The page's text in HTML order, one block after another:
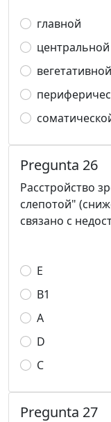
главной
центральной
вегетативной
Pregunta 26
Расстройство
слепотой"
связано с
E
B1
A
D
C
Pregunta 27